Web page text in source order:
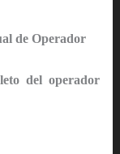
de Operador
del operador